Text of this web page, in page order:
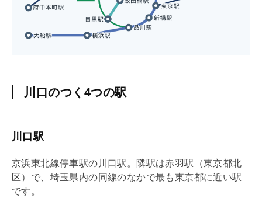
川口のつく4つの駅
川口駅
京浜東北線停車駅の川口駅。隣駅は赤羽駅（東京都北
区）で、埼玉県内の同線のなかで最も東京都に近い駅
です。